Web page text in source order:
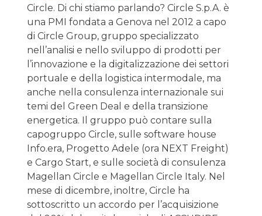
Circle. Di chi stiamo parlando? Circle S.p.A. è
una PMI fondata a Genova nel 2012 a capo
di Circle Group, gruppo specializzato
nell’analisi e nello sviluppo di prodotti per
l’innovazione e la digitalizzazione dei settori
portuale e della logistica intermodale, ma
anche nella consulenza internazionale sui
temi del Green Deal e della transizione
energetica. Il gruppo può contare sulla
capogruppo Circle, sulle software house
Info.era, Progetto Adele (ora NEXT Freight)
e Cargo Start, e sulle società di consulenza
Magellan Circle e Magellan Circle Italy. Nel
mese di dicembre, inoltre, Circle ha
sottoscritto un accordo per l’acquisizione